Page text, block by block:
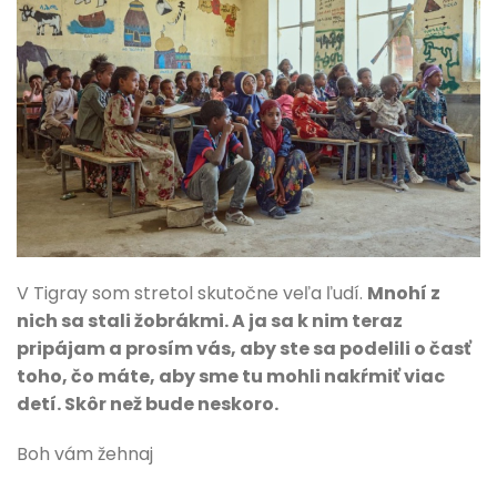
V Tigray som stretol skutočne veľa ľudí. Mnohí z
nich sa stali žobrákmi. A ja sa k nim teraz
pripájam a prosím vás, aby ste sa podelili o časť
toho, čo máte, aby sme tu mohli nakŕmiť viac
detí. Skôr než bude neskoro.
Boh vám žehnaj